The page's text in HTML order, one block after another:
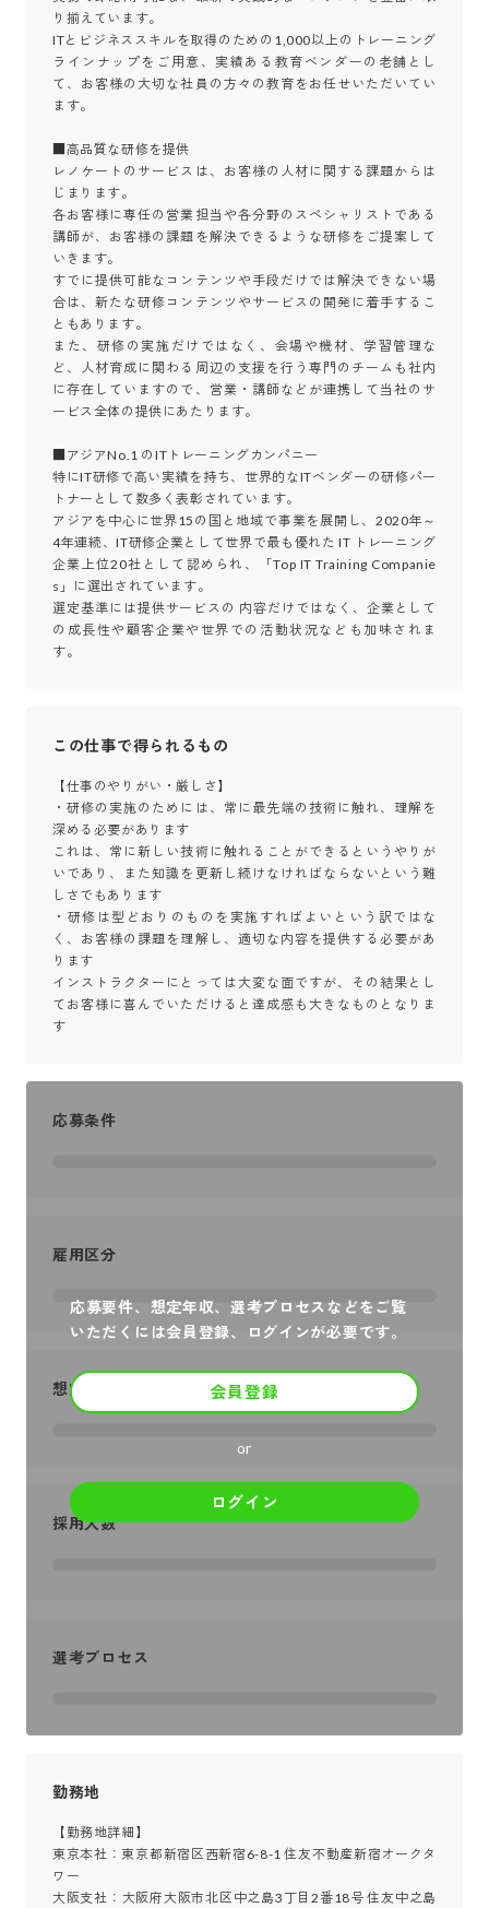
り揃えています。
ITとビジネススキルを取得のための1,000以上のトレーニング
ラインナップをご用意、実績ある教育ベンダーの老舗とし
て、お客様の大切な社員の方々の教育をお任せいただいてい
ます。
■高品質な研修を提供
レノケートのサービスは、お客様の人材に関する課題からは
じまります。
各お客様に専任の営業担当や各分野のスペシャリストである
講師が、お客様の課題を解決できるような研修をご提案して
いきます。
すでに提供可能なコンテンツや手段だけでは解決できない場
合は、新たな研修コンテンツやサービスの開発に着手するこ
ともあります。
また、研修の実施だけではなく、会場や機材、学習管理な
ど、人材育成に関わる周辺の支援を行う専門のチームも社内
に存在していますので、営業・講師などが連携して当社のサ
ービス全体の提供にあたります。
■アジアNo.1 のITトレーニングカンパニー
特にIT研修で高い実績を持ち、世界的なITベンダーの研修パー
トナーとして数多く表彰されています。
アジアを中心に世界15の国と地域で事業を展開し、2020年～
4年連続、IT研修企業として世界で最も優れた IT トレーニング
企業上位20社として認められ、「Top IT Training Companie
s」に選出されています。
選定基準には提供サービスの 内容だけではなく、企業として
の成長性や顧客企業や世界での活動状況なども加味されま
す。
この仕事で得られるもの
【仕事のやりがい・厳しさ】
・研修の実施のためには、常に最先端の技術に触れ、理解を
深める必要があります
これは、常に新しい技術に触れることができるというやりが
いであり、また知識を更新し続けなければならないという難
しさでもあります
・研修は型どおりのものを実施すればよいという訳ではな
く、お客様の課題を理解し、適切な内容を提供する必要があ
ります
インストラクターにとっては大変な面ですが、その結果とし
てお客様に喜んでいただけると達成感も大きなものとなりま
す
応募要件、想定年収、選考プロセスなどをご覧
いただくには会員登録、ログインが必要です。
会員登録
or
ログイン
応募条件
雇用区分
想定年収
採用人数
選考プロセス
勤務地
【勤務地詳細】
東京本社：東京都新宿区西新宿6-8-1 住友不動産新宿オークタ
ワー
大阪支社：大阪府大阪市北区中之島3丁目2番18号 住友中之島